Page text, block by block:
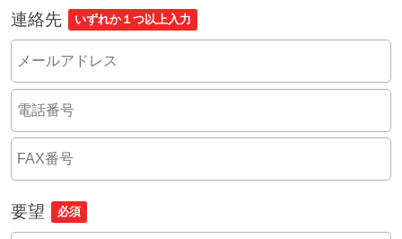
連絡先 いずれか１つ以上入力
要望 必須